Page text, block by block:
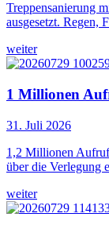
Treppensanierung
ausgesetzt. Regen,
weiter
1 Millionen
31. Juli 2026
1,2 Millionen
über die Verlegung
weiter